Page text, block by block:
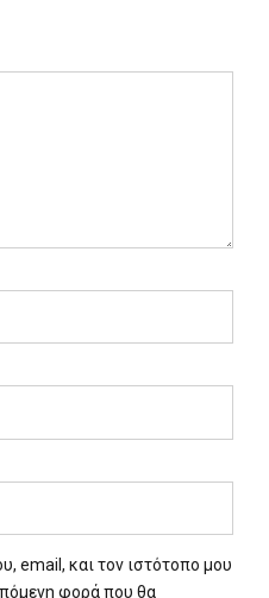
email, και τον ιστότοπο μου
φορά που θα